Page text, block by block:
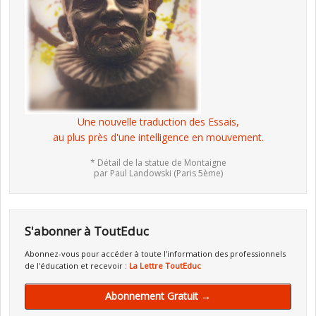
Une nouvelle traduction des Essais,
au plus près d'une intelligence en mouvement.
* Détail de la statue de Montaigne
par Paul Landowski (Paris 5ème)
S'abonner à ToutEduc
Abonnez-vous pour accéder à toute l'information des professionnels
de l'éducation et recevoir : La Lettre ToutEduc
Abonnement Gratuit →